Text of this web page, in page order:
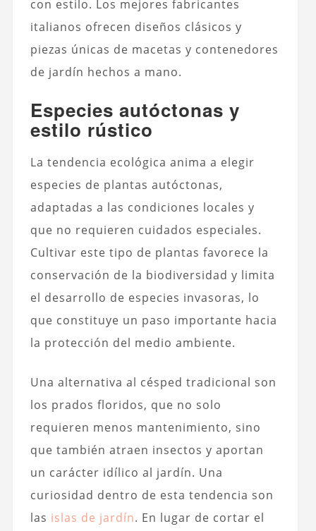
con estilo. Los mejores fabricantes
italianos ofrecen diseños clásicos y
piezas únicas de macetas y contenedores
de jardín hechos a mano.
Especies autóctonas y
estilo rústico
La tendencia ecológica anima a elegir
especies de plantas autóctonas,
adaptadas a las condiciones locales y
que no requieren cuidados especiales.
Cultivar este tipo de plantas favorece la
conservación de la biodiversidad y limita
el desarrollo de especies invasoras, lo
que constituye un paso importante hacia
la protección del medio ambiente.
Una alternativa al césped tradicional son
los prados floridos, que no solo
requieren menos mantenimiento, sino
que también atraen insectos y aportan
un carácter idílico al jardín. Una
curiosidad dentro de esta tendencia son
las islas de jardín. En lugar de cortar el